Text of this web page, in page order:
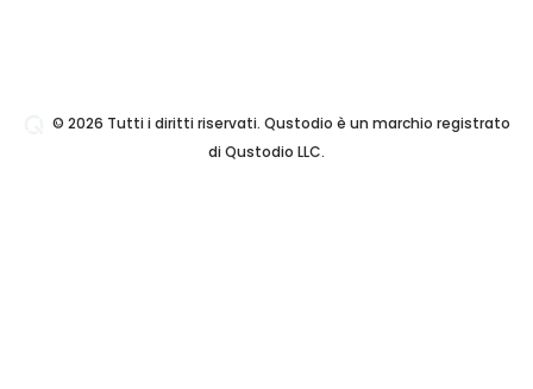
© 2026 Tutti i diritti riservati. Qustodio è un marchio registrato
di Qustodio LLC.